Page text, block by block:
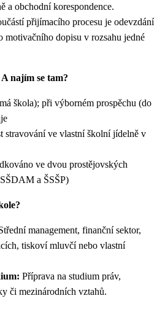
a obchodní korespondence.
přijímacího procesu je odevzdání
motivačního dopisu v rozsahu jedné
najím se tam?
škola); při výborném prospěchu (do
stravování ve vlastní školní jídelně v
ve dvou prostějovských
a ŠSŠP)
management, finanční sektor,
tiskoví mluvčí nebo vlastní
Příprava na studium práv,
či mezinárodních vztahů.